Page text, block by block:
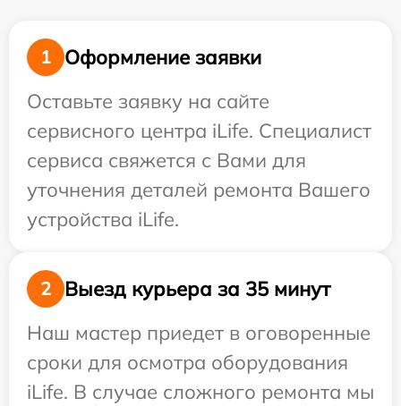
1
Оформление заявки
Оставьте заявку на сайте
сервисного центра iLife. Специалист
сервиса свяжется с Вами для
уточнения деталей ремонта Вашего
устройства iLife.
2
Выезд курьера за 35 минут
Наш мастер приедет в оговоренные
сроки для осмотра оборудования
iLife. В случае сложного ремонта мы